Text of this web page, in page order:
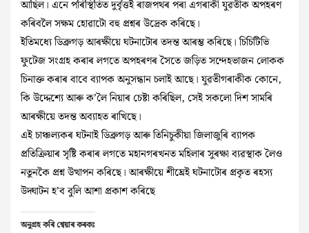
আছিল। এনে পৰিস্থিতিত দুৰ্বৃত্তই ৰাজপথৰ পৰা এগৰাকী যুৱতীক অপহৰণ
কৰিবলৈ সক্ষম হোৱাটো বহু প্ৰশ্নৰ উদ্ৰেক কৰিছে।
ইতিমধ্যে ডিব্ৰুগড় আৰক্ষীয়ে ঘটনাটোৰ তদন্ত আৰম্ভ কৰিছে। চিচিটিভি
ফুটেজ সংগ্ৰহ কৰাৰ লগতে অপহৰণৰ সৈতে জড়িত সন্দেহভাজন লোকক
চিনাক্ত কৰাৰ বাবে ব্যাপক অনুসন্ধান চলাই আছে। যুৱতীগৰাকীক কোনে,
কি উদ্দেশ্যে আৰু ক’লৈ নিয়াৰ চেষ্টা কৰিছিল, সেই সকলো দিশ সামৰি
আৰক্ষীয়ে তদন্ত অব্যাহত ৰাখিছে।
এই চাঞ্চল্যকৰ ঘটনাই ডিব্ৰুগড় আৰু তিনিচুকীয়া জিলাজুৰি ব্যাপক
প্ৰতিক্ৰিয়াৰ সৃষ্টি কৰাৰ লগতে মহানগৰখনত মহিলাৰ সুৰক্ষা ব্যৱস্থাক লৈও
নতুনকৈ প্ৰশ্ন উত্থাপন কৰিছে। আৰক্ষীয়ে শীঘ্ৰেই ঘটনাটোৰ প্ৰকৃত ৰহস্য
উদ্ঘাটন হ’ব বুলি আশা প্ৰকাশ কৰিছে
অনুগ্ৰহ কৰি শ্বেয়াৰ কৰকঃ